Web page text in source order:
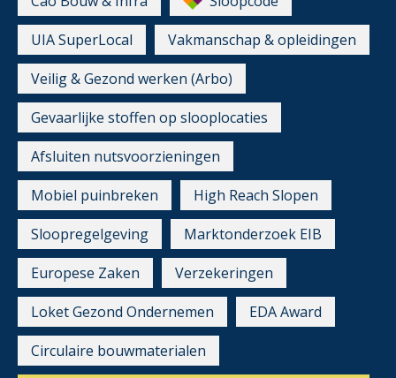
UIA SuperLocal
Vakmanschap & opleidingen
Veilig & Gezond werken (Arbo)
Gevaarlijke stoffen op slooplocaties
Afsluiten nutsvoorzieningen
Mobiel puinbreken
High Reach Slopen
Sloopregelgeving
Marktonderzoek EIB
Europese Zaken
Verzekeringen
Loket Gezond Ondernemen
EDA Award
Circulaire bouwmaterialen